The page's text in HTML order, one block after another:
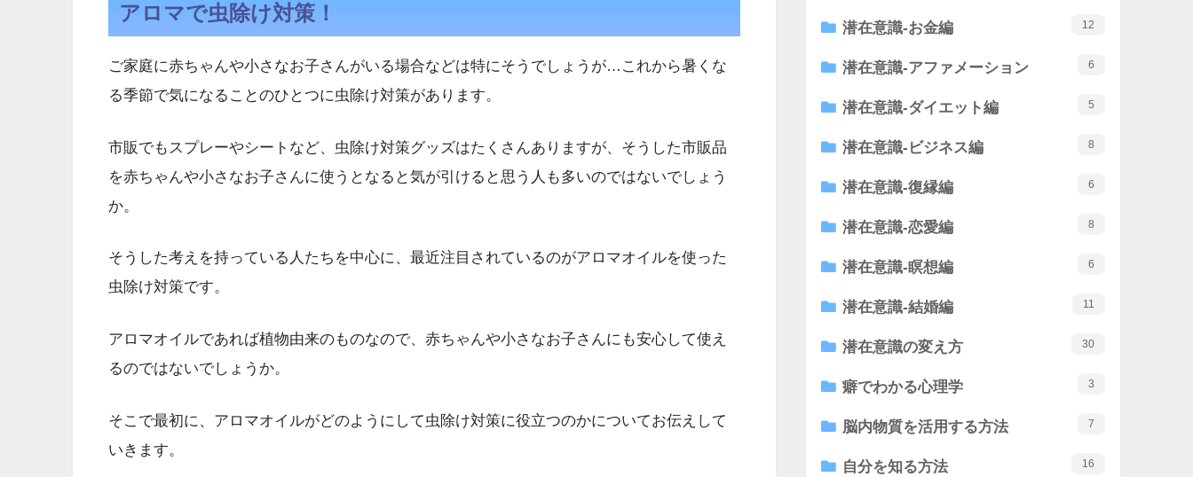
アロマで虫除け対策！
ご家庭に赤ちゃんや小さなお子さんがいる場合などは特にそうでしょうが…これから暑くな
る季節で気になることのひとつに虫除け対策があります。
市販でもスプレーやシートなど、虫除け対策グッズはたくさんありますが、そうした市販品
を赤ちゃんや小さなお子さんに使うとなると気が引けると思う人も多いのではないでしょう
か。
そうした考えを持っている人たちを中心に、最近注目されているのがアロマオイルを使った
虫除け対策です。
アロマオイルであれば植物由来のものなので、赤ちゃんや小さなお子さんにも安心して使え
るのではないでしょうか。
そこで最初に、アロマオイルがどのようにして虫除け対策に役立つのかについてお伝えして
いきます。
潜在意識-お金編 12
潜在意識-アファメーション 6
潜在意識-ダイエット編 5
潜在意識-ビジネス編 8
潜在意識-復縁編 6
潜在意識-恋愛編 8
潜在意識-瞑想編 6
潜在意識-結婚編 11
潜在意識の変え方 30
癖でわかる心理学 3
脳内物質を活用する方法 7
自分を知る方法 16